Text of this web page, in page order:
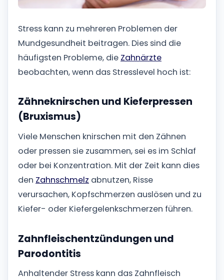
Stress kann zu mehreren Problemen der
Mundgesundheit beitragen. Dies sind die
häufigsten Probleme, die Zahnärzte
beobachten, wenn das Stresslevel hoch ist:
Zähneknirschen und Kieferpressen
(Bruxismus)
Viele Menschen knirschen mit den Zähnen
oder pressen sie zusammen, sei es im Schlaf
oder bei Konzentration. Mit der Zeit kann dies
den Zahnschmelz abnutzen, Risse
verursachen, Kopfschmerzen auslösen und zu
Kiefer- oder Kiefergelenkschmerzen führen.
Zahnfleischentzündungen und
Parodontitis
Anhaltender Stress kann das Zahnfleisch